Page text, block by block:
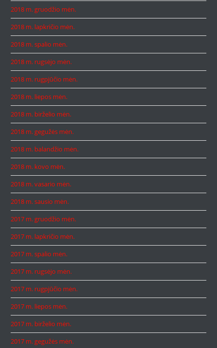
2018 m. gruodžio mėn.
2018 m. lapkričio mėn.
2018 m. spalio mėn.
2018 m. rugsėjo mėn.
2018 m. rugpjūčio mėn.
2018 m. liepos mėn.
2018 m. birželio mėn.
2018 m. gegužės mėn.
2018 m. balandžio mėn.
2018 m. kovo mėn.
2018 m. vasario mėn.
2018 m. sausio mėn.
2017 m. gruodžio mėn.
2017 m. lapkričio mėn.
2017 m. spalio mėn.
2017 m. rugsėjo mėn.
2017 m. rugpjūčio mėn.
2017 m. liepos mėn.
2017 m. birželio mėn.
2017 m. gegužės mėn.